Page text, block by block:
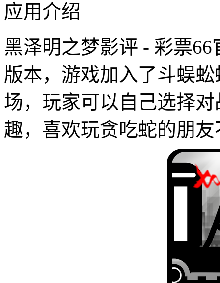
应用介绍
黑泽明之梦影评 - 彩票
版本，游戏加入了斗蜈
场，玩家可以自己选择
趣，喜欢玩贪吃蛇的朋